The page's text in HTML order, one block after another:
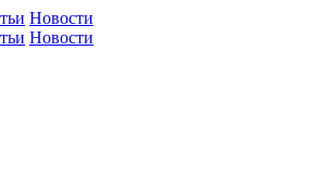
Новости
Новости